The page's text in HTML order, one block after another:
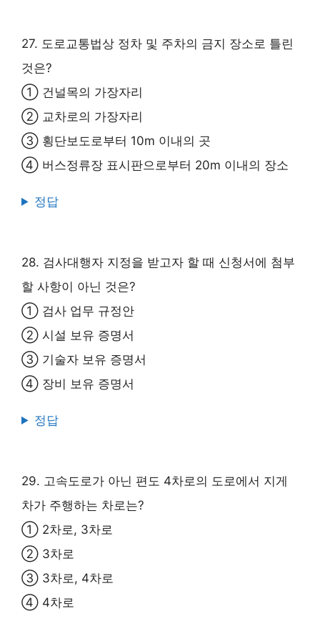
27. 도로교통법상 정차 및 주차의 금지 장소로 틀린
것은?
① 건널목의 가장자리
② 교차로의 가장자리
③ 횡단보도로부터 10m 이내의 곳
④ 버스정류장 표시판으로부터 20m 이내의 장소
정답
28. 검사대행자 지정을 받고자 할 때 신청서에 첨부
할 사항이 아닌 것은?
① 검사 업무 규정안
② 시설 보유 증명서
③ 기술자 보유 증명서
④ 장비 보유 증명서
정답
29. 고속도로가 아닌 편도 4차로의 도로에서 지게
차가 주행하는 차로는?
① 2차로, 3차로
② 3차로
③ 3차로, 4차로
④ 4차로